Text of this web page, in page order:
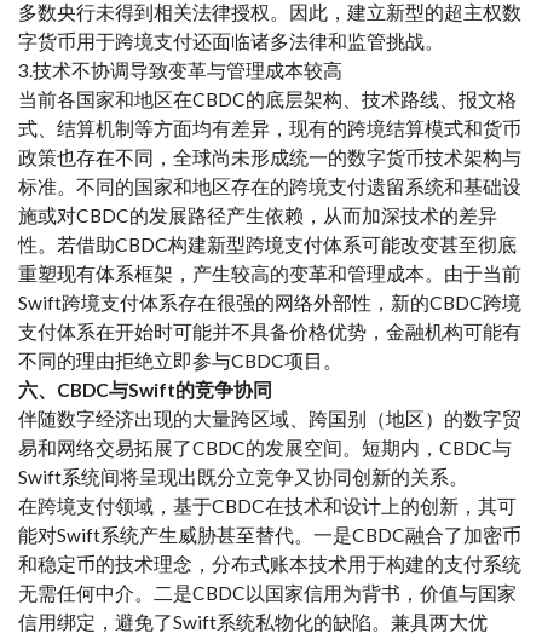
多数央行未得到相关法律授权。因此，建立新型的超主权数
字货币用于跨境支付还面临诸多法律和监管挑战。
3.技术不协调导致变革与管理成本较高
当前各国家和地区在CBDC的底层架构、技术路线、报文格
式、结算机制等方面均有差异，现有的跨境结算模式和货币
政策也存在不同，全球尚未形成统一的数字货币技术架构与
标准。不同的国家和地区存在的跨境支付遗留系统和基础设
施或对CBDC的发展路径产生依赖，从而加深技术的差异
性。若借助CBDC构建新型跨境支付体系可能改变甚至彻底
重塑现有体系框架，产生较高的变革和管理成本。由于当前
Swift跨境支付体系存在很强的网络外部性，新的CBDC跨境
支付体系在开始时可能并不具备价格优势，金融机构可能有
不同的理由拒绝立即参与CBDC项目。
六、CBDC与Swift的竞争协同
伴随数字经济出现的大量跨区域、跨国别（地区）的数字贸
易和网络交易拓展了CBDC的发展空间。短期内，CBDC与
Swift系统间将呈现出既分立竞争又协同创新的关系。
在跨境支付领域，基于CBDC在技术和设计上的创新，其可
能对Swift系统产生威胁甚至替代。一是CBDC融合了加密币
和稳定币的技术理念，分布式账本技术用于构建的支付系统
无需任何中介。二是CBDC以国家信用为背书，价值与国家
信用绑定，避免了Swift系统私物化的缺陷。兼具两大优